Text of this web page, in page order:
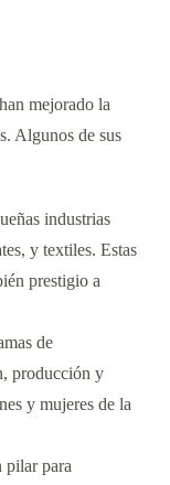
mejorado la
Algunos de sus
industrias
y textiles. Estas
prestigio a
de
producción y
y mujeres de la
pilar para